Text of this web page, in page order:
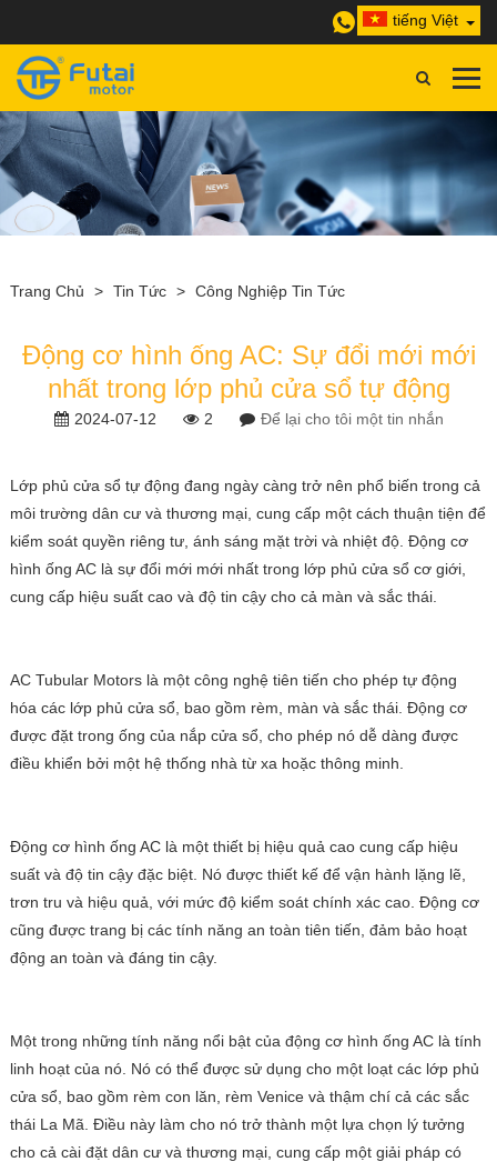
tiếng Việt
Trang Chủ > Tin Tức > Công Nghiệp Tin Tức
Động cơ hình ống AC: Sự đổi mới mới
nhất trong lớp phủ cửa sổ tự động
2024-07-12 2 Để lại cho tôi một tin nhắn
Lớp phủ cửa sổ tự động đang ngày càng trở nên phổ biến trong cả
môi trường dân cư và thương mại, cung cấp một cách thuận tiện để
kiểm soát quyền riêng tư, ánh sáng mặt trời và nhiệt độ. Động cơ
hình ống AC là sự đổi mới mới nhất trong lớp phủ cửa sổ cơ giới,
cung cấp hiệu suất cao và độ tin cậy cho cả màn và sắc thái.
AC Tubular Motors là một công nghệ tiên tiến cho phép tự động
hóa các lớp phủ cửa sổ, bao gồm rèm, màn và sắc thái. Động cơ
được đặt trong ống của nắp cửa sổ, cho phép nó dễ dàng được
điều khiển bởi một hệ thống nhà từ xa hoặc thông minh.
Động cơ hình ống AC là một thiết bị hiệu quả cao cung cấp hiệu
suất và độ tin cậy đặc biệt. Nó được thiết kế để vận hành lặng lẽ,
trơn tru và hiệu quả, với mức độ kiểm soát chính xác cao. Động cơ
cũng được trang bị các tính năng an toàn tiên tiến, đảm bảo hoạt
động an toàn và đáng tin cậy.
Một trong những tính năng nổi bật của động cơ hình ống AC là tính
linh hoạt của nó. Nó có thể được sử dụng cho một loạt các lớp phủ
cửa sổ, bao gồm rèm con lăn, rèm Venice và thậm chí cả các sắc
thái La Mã. Điều này làm cho nó trở thành một lựa chọn lý tưởng
cho cả cài đặt dân cư và thương mại, cung cấp một giải pháp có